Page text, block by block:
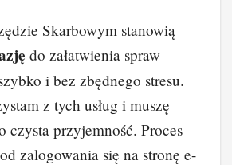
Skarbowym stanowią
do załatwienia spraw
i bez zbędnego stresu.
z tych usług i muszę
czysta przyjemność. Proces
zalogowania się na stronę e-